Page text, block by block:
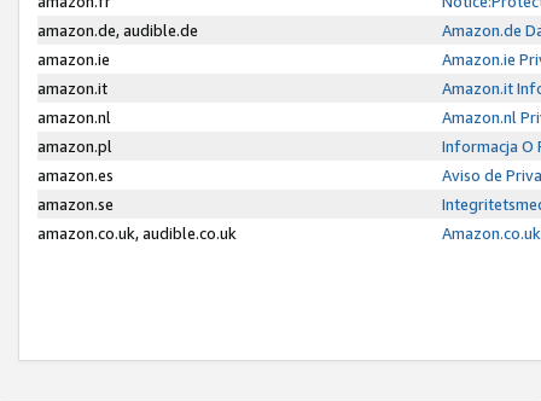
amazon.de, audible.de
Amazon.de
amazon.ie
Amazon.ie
amazon.it
Amazon.it
amazon.nl
Amazon.nl
amazon.pl
Informacja O
amazon.es
Aviso de
amazon.se
amazon.co.uk, audible.co.uk